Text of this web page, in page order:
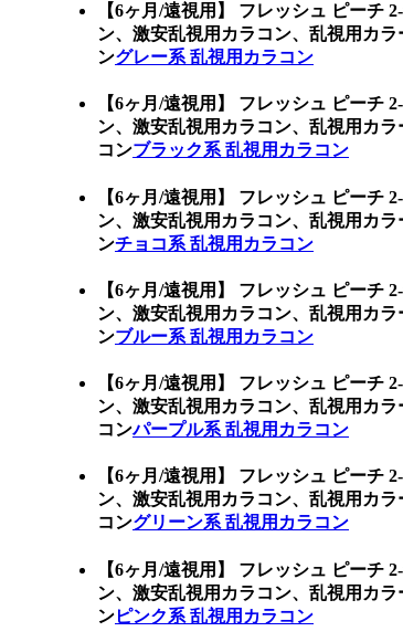
【6ヶ月/遠視用】 フレッシュ ピーチ
ン、激安乱視用カラコン、乱視用カ
ングレー系 乱視用カラコン
【6ヶ月/遠視用】 フレッシュ ピーチ
ン、激安乱視用カラコン、乱視用カ
コンブラック系 乱視用カラコン
【6ヶ月/遠視用】 フレッシュ ピーチ
ン、激安乱視用カラコン、乱視用カ
ンチョコ系 乱視用カラコン
【6ヶ月/遠視用】 フレッシュ ピーチ
ン、激安乱視用カラコン、乱視用カ
ンブルー系 乱視用カラコン
【6ヶ月/遠視用】 フレッシュ ピーチ
ン、激安乱視用カラコン、乱視用カ
コンパープル系 乱視用カラコン
【6ヶ月/遠視用】 フレッシュ ピーチ
ン、激安乱視用カラコン、乱視用カ
コングリーン系 乱視用カラコン
【6ヶ月/遠視用】 フレッシュ ピーチ
ン、激安乱視用カラコン、乱視用カ
ンピンク系 乱視用カラコン